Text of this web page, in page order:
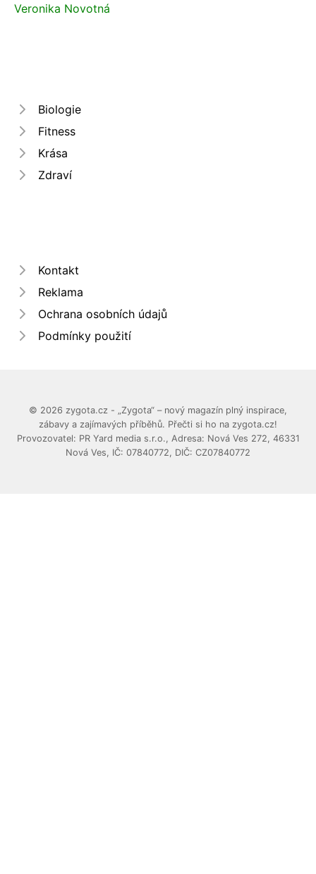
Veronika Novotná
Biologie
Fitness
Krása
Zdraví
Kontakt
Reklama
Ochrana osobních údajů
Podmínky použití
© 2026 zygota.cz - „Zygota“ – nový magazín plný inspirace,
zábavy a zajímavých příběhů. Přečti si ho na zygota.cz!
Provozovatel: PR Yard media s.r.o., Adresa: Nová Ves 272, 46331
Nová Ves, IČ: 07840772, DIČ: CZ07840772